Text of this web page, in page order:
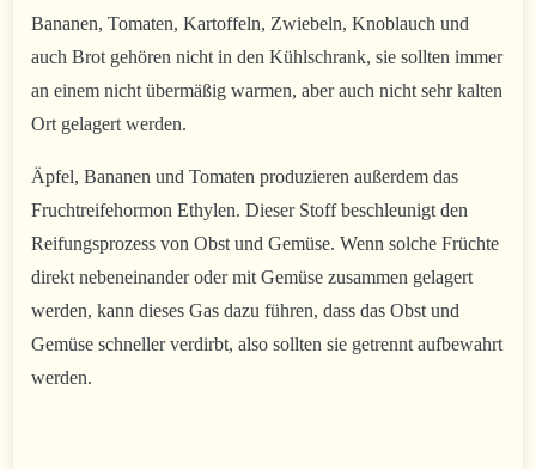
Bananen, Tomaten, Kartoffeln, Zwiebeln, Knoblauch und
auch Brot gehören nicht in den Kühlschrank, sie sollten immer
an einem nicht übermäßig warmen, aber auch nicht sehr kalten
Ort gelagert werden.
Äpfel, Bananen und Tomaten produzieren außerdem das
Fruchtreifehormon Ethylen. Dieser Stoff beschleunigt den
Reifungsprozess von Obst und Gemüse. Wenn solche Früchte
direkt nebeneinander oder mit Gemüse zusammen gelagert
werden, kann dieses Gas dazu führen, dass das Obst und
Gemüse schneller verdirbt, also sollten sie getrennt aufbewahrt
werden.